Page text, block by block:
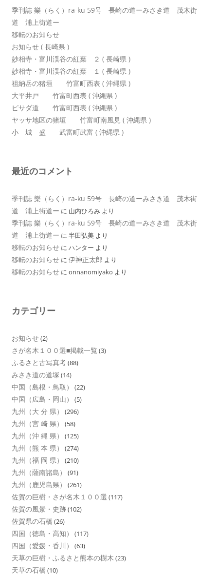
季刊誌 樂（らく）ra-ku 59号 長崎の道ーみさき道 茂木街
道 浦上街道ー
移転のお知らせ
お知らせ ( 長崎県 )
妙相寺・富川渓谷の紅葉 ２ ( 長崎県 )
妙相寺・富川渓谷の紅葉 １ ( 長崎県 )
祖納岳の猪垣 竹富町西表 ( 沖縄県 )
大平井戸 竹富町西表 ( 沖縄県 )
ピサダ道 竹富町西表 ( 沖縄県 )
ヤッサ地区の猪垣 竹富町南風見 ( 沖縄県 )
小 城 盛 武富町武富 ( 沖縄県 )
最近のコメント
季刊誌 樂（らく）ra-ku 59号 長崎の道ーみさき道 茂木街
道 浦上街道ー に 山内ひろみ より
季刊誌 樂（らく）ra-ku 59号 長崎の道ーみさき道 茂木街
道 浦上街道ー に 半田弘美 より
移転のお知らせ に ハンター より
移転のお知らせ に 伊神正太郎 より
移転のお知らせ に onnanomiyako より
カテゴリー
お知らせ(2)
さが名木１００選■掲載一覧 (3)
ふるさと古写真考(88)
みさき道の道塚 (14)
中国（島根・鳥取） (22)
中国（広島・岡山） (5)
九州（大 分 県） (296)
九州（宮 崎 県） (58)
九州（沖 縄 県） (125)
九州（熊 本 県） (274)
九州（福 岡 県） (210)
九州（薩南諸島） (91)
九州（鹿児島県） (261)
佐賀の巨樹・さが名木１００選 (117)
佐賀の風景・史跡(102)
佐賀県の石橋 (26)
四国（徳島・高知） (117)
四国（愛媛・香川） (63)
天草の巨樹・ふるさと熊本の樹木 (23)
天草の石橋 (10)